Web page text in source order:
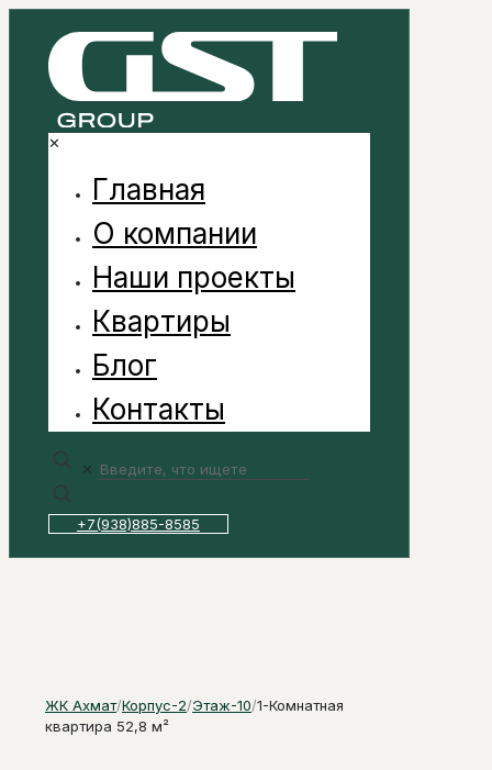
✕
Главная
О компании
Наши проекты
Квартиры
Блог
Контакты
✕
+7(938)885-8585
ЖК Ахмат/Корпус-2/Этаж-10/1-Комнатная
квартира 52,8 м²